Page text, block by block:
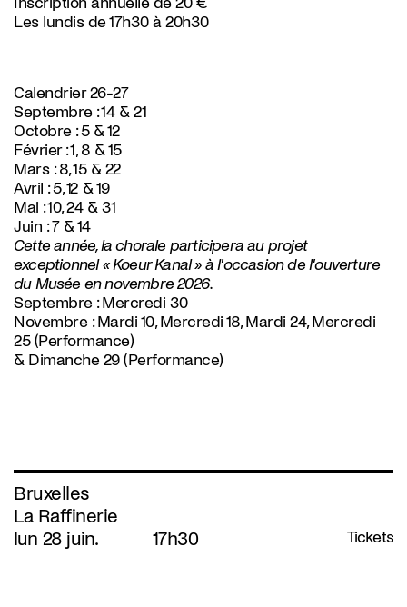
Les lundis de 17h30 à 20h30
Calendrier 26-27
Septembre : 14 & 21
Octobre : 5 & 12
Février : 1, 8 & 15
Mars : 8, 15 & 22
Avril : 5, 12 & 19
Mai : 10, 24 & 31
Juin : 7 & 14
Cette année, la chorale participera au projet
exceptionnel « Koeur Kanal » à l'occasion de l'ouverture
du Musée en novembre 2026.
Septembre :Mercredi 30
Novembre : Mardi 10, Mercredi 18, Mardi 24, Mercredi
25 (Performance)
& Dimanche 29 (Performance)
Bruxelles
La Raffinerie
lun 28 juin.
17h30 Tickets